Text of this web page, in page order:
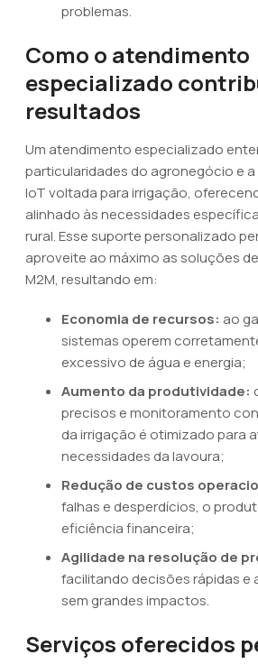
problemas.
Como o atendimento
especializado
resultados
Um atendimento especializado
particularidades do agronegócio e
IoT voltada para irrigação,
alinhado às necessidades
rural. Esse suporte personalizado
aproveite ao máximo as soluções
M2M, resultando em:
Economia de recursos: ao
sistemas operem
excessivo de água e energia;
Aumento da produtividade:
precisos e monitoramento
da irrigação é otimizado para
necessidades da lavoura;
Redução de custos
falhas e desperdícios, o
eficiência financeira;
Agilidade na resolução de
facilitando decisões rápidas e
sem grandes impactos.
Serviços oferecidos